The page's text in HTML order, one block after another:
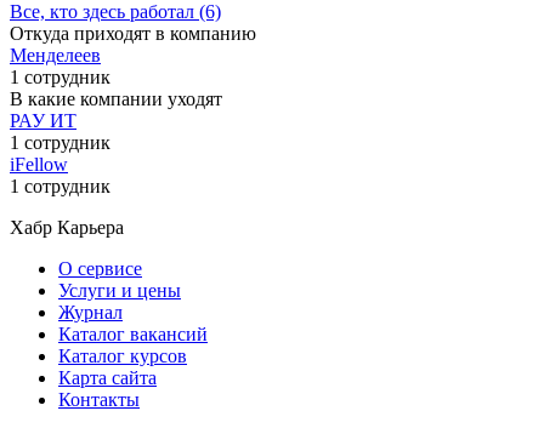
Все, кто здесь работал (6)
Откуда приходят в компанию
Менделеев
1 сотрудник
В какие компании уходят
РАУ ИТ
1 сотрудник
iFellow
1 сотрудник
Хабр Карьера
О сервисе
Услуги и цены
Журнал
Каталог вакансий
Каталог курсов
Карта сайта
Контакты